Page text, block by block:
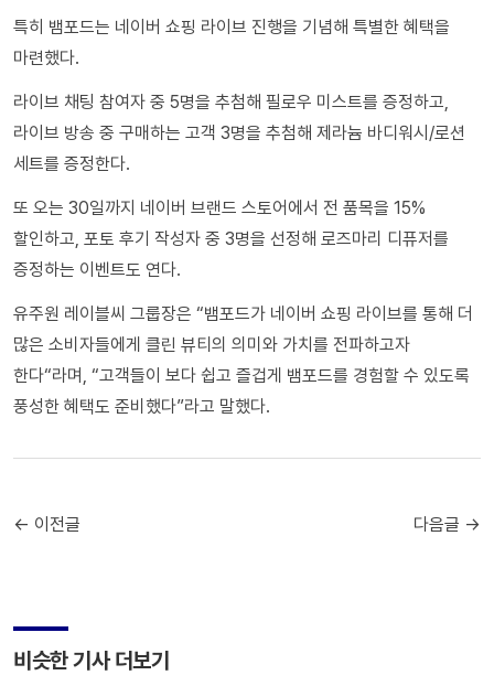
특히 뱀포드는 네이버 쇼핑 라이브 진행을 기념해 특별한 혜택을
마련했다.
라이브 채팅 참여자 중 5명을 추첨해 필로우 미스트를 증정하고,
라이브 방송 중 구매하는 고객 3명을 추첨해 제라늄 바디워시/로션
세트를 증정한다.
또 오는 30일까지 네이버 브랜드 스토어에서 전 품목을 15%
할인하고, 포토 후기 작성자 중 3명을 선정해 로즈마리 디퓨저를
증정하는 이벤트도 연다.
유주원 레이블씨 그룹장은 “뱀포드가 네이버 쇼핑 라이브를 통해 더
많은 소비자들에게 클린 뷰티의 의미와 가치를 전파하고자
한다“라며, “고객들이 보다 쉽고 즐겁게 뱀포드를 경험할 수 있도록
풍성한 혜택도 준비했다”라고 말했다.
← 이전글 다음글 →
비슷한 기사 더보기